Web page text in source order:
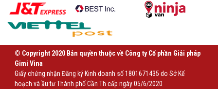
© Copyright 2020 Bản quyền thuộc về Công ty Cổ phần Giải pháp
Gimi Vina
Giấy chứng nhận Đăng ký Kinh doanh số 1801671435 do Sở Kế
hoạch và ầu tư Thành phố Cần Th cấp ngày 05/6/2020